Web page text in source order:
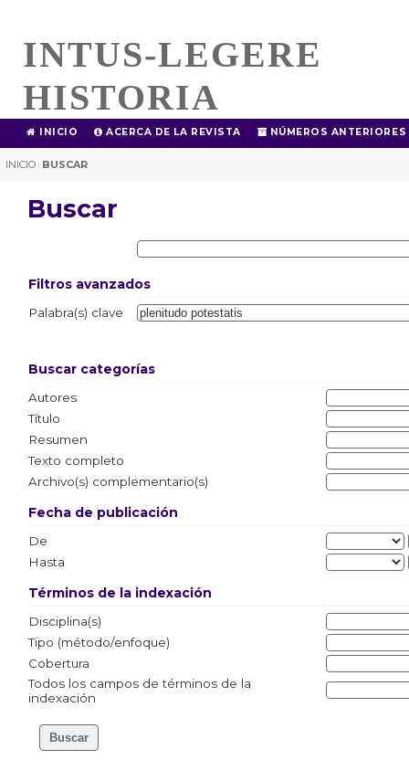
INTUS-LEGERE
HISTORIA
INICIO ACERCA DE LA REVISTA NÚMEROS ANTERIORES
INICIO | BUSCAR
Buscar
Filtros avanzados
Palabra(s) clave
Buscar categorías
Autores
Título
Resumen
Texto completo
Archivo(s) complementario(s)
Fecha de publicación
De
Hasta
Términos de la indexación
Disciplina(s)
Tipo (método/enfoque)
Cobertura
Todos los campos de términos de la
indexación